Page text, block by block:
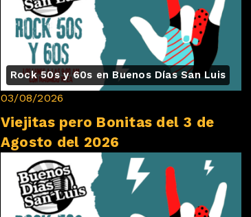
Rock 50s y 60s en Buenos Días San Luis
03/08/2026
Viejitas pero Bonitas del 3 de
Agosto del 2026